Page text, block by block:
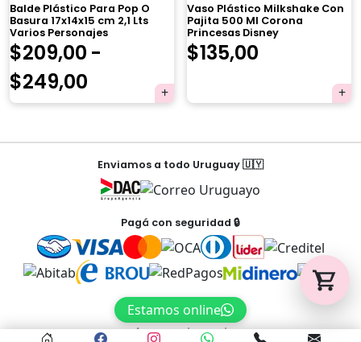
Balde Plástico Para Pop O
Basura 17x14x15 cm 2,1 Lts
Varios Personajes
$209,00 -
$249,00
de
precios:
desde
$209,00
hasta
$249,00
Vaso Plástico Milkshake Con
Pajita 500 Ml Corona
Princesas Disney
$135,00
NavegaciónEnviamos a todo Uruguay 🇺🇾
Pagá con seguridad 🔒
Estamos online
Acceso al panel
Tu carrito está vacío.
Agregá un producto y aparecerá acá